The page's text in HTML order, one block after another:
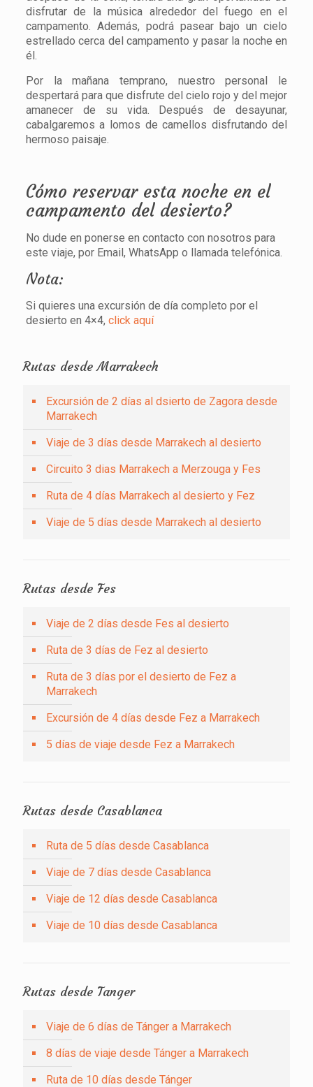
disfrutar de la música alrededor del fuego en el
campamento. Además, podrá pasear bajo un cielo
estrellado cerca del campamento y pasar la noche en
él.
Por la mañana temprano, nuestro personal le
despertará para que disfrute del cielo rojo y del mejor
amanecer de su vida. Después de desayunar,
cabalgaremos a lomos de camellos disfrutando del
hermoso paisaje.
Cómo reservar esta noche en el
campamento del desierto?
No dude en ponerse en contacto con nosotros para
este viaje, por Email, WhatsApp o llamada telefónica.
Nota:
Si quieres una excursión de día completo por el
desierto en 4×4, click aquí
Rutas desde Marrakech
Excursión de 2 días al dsierto de Zagora desde
Marrakech
Viaje de 3 días desde Marrakech al desierto
Circuito 3 dias Marrakech a Merzouga y Fes
Ruta de 4 días Marrakech al desierto y Fez
Viaje de 5 días desde Marrakech al desierto
Rutas desde Fes
Viaje de 2 días desde Fes al desierto
Ruta de 3 días de Fez al desierto
Ruta de 3 días por el desierto de Fez a
Marrakech
Excursión de 4 días desde Fez a Marrakech
5 días de viaje desde Fez a Marrakech
Rutas desde Casablanca
Ruta de 5 días desde Casablanca
Viaje de 7 días desde Casablanca
Viaje de 12 días desde Casablanca
Viaje de 10 días desde Casablanca
Rutas desde Tanger
Viaje de 6 días de Tánger a Marrakech
8 días de viaje desde Tánger a Marrakech
Ruta de 10 días desde Tánger